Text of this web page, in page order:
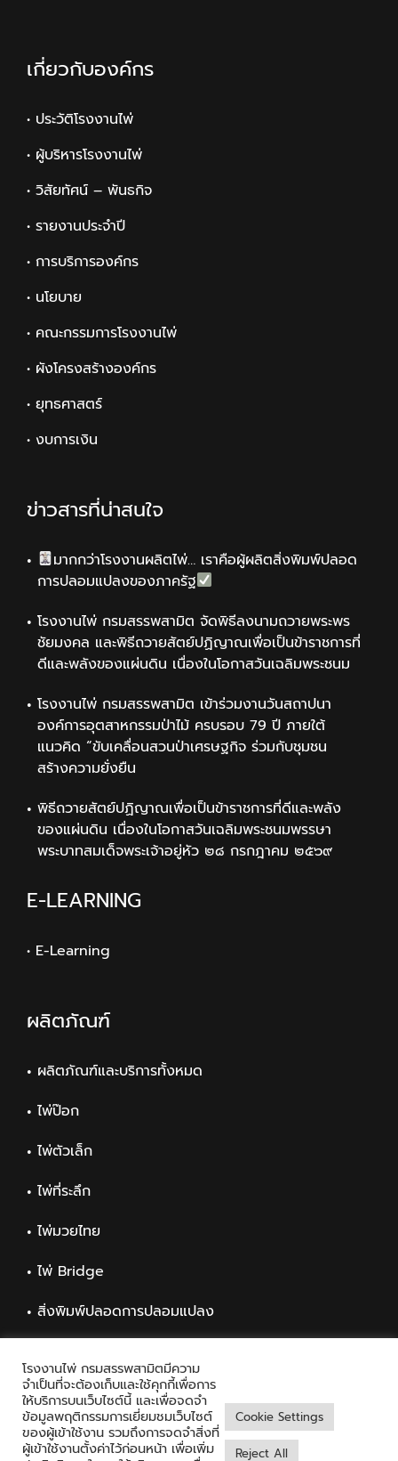
เกี่ยวกับองค์กร
• ประวัติโรงงานไพ่
• ผู้บริหารโรงงานไพ่
• วิสัยทัศน์ – พันธกิจ
• รายงานประจำปี
• การบริการองค์กร
• นโยบาย
• คณะกรรมการโรงงานไพ่
• ผังโครงสร้างองค์กร
• ยุทธศาสตร์
• งบการเงิน
ข่าวสารที่น่าสนใจ
มากกว่าโรงงานผลิตไพ่… เราคือผู้ผลิตสิ่งพิมพ์ปลอด
การปลอมแปลงของภาครัฐ
โรงงานไพ่ กรมสรรพสามิต จัดพิธีลงนามถวายพระพร
ชัยมงคล และพิธีถวายสัตย์ปฏิญาณเพื่อเป็นข้าราชการที่
ดีและพลังของแผ่นดิน เนื่องในโอกาสวันเฉลิมพระชนม
โรงงานไพ่ กรมสรรพสามิต เข้าร่วมงานวันสถาปนา
องค์การอุตสาหกรรมป่าไม้ ครบรอบ 79 ปี ภายใต้
แนวคิด “ขับเคลื่อนสวนป่าเศรษฐกิจ ร่วมกับชุมชน
สร้างความยั่งยืน
พิธีถวายสัตย์ปฏิญาณเพื่อเป็นข้าราชการที่ดีและพลัง
ของแผ่นดิน เนื่องในโอกาสวันเฉลิมพระชนมพรรษา
พระบาทสมเด็จพระเจ้าอยู่หัว ๒๘ กรกฎาคม ๒๕๖๙
E-LEARNING
• E-Learning
ผลิตภัณฑ์
ผลิตภัณฑ์และบริการทั้งหมด
ไพ่ป๊อก
ไพ่ตัวเล็ก
ไพ่ที่ระลึก
ไพ่มวยไทย
ไพ่ Bridge
สิ่งพิมพ์ปลอดการปลอมแปลง
โรงงานไพ่ กรมสรรพสามิตมีความ
จำเป็นที่จะต้องเก็บและใช้คุกกี้เพื่อการ
ให้บริการบนเว็บไซต์นี้ และเพื่อจดจำ
ข้อมูลพฤติกรรมการเยี่ยมชมเว็บไซต์
ของผู้เข้าใช้งาน รวมถึงการจดจำสิ่งที่
ผู้เข้าใช้งานตั้งค่าไว้ก่อนหน้า เพื่อเพิ่ม
Cookie Settings
Reject All